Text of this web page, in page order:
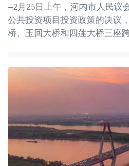
—2月25日上午，河内市人民议
公共投资项目投资政策的决议
桥、玉回大桥和四莲大桥三座